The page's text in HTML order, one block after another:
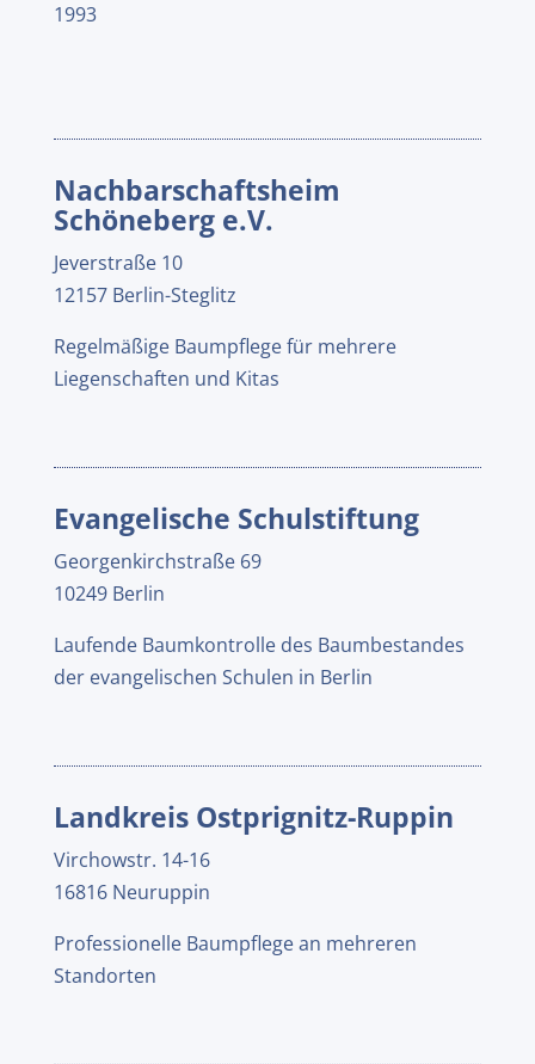
1993
Nachbarschaftsheim
Schöneberg e.V.
Jeverstraße 10
12157 Berlin-Steglitz
Regelmäßige Baumpflege für mehrere
Liegenschaften und Kitas
Evangelische Schulstiftung
Georgenkirchstraße 69
10249 Berlin
Laufende Baumkontrolle des Baumbestandes
der evangelischen Schulen in Berlin
Landkreis Ostprignitz-Ruppin
Virchowstr. 14-16
16816 Neuruppin
Professionelle Baumpflege an mehreren
Standorten